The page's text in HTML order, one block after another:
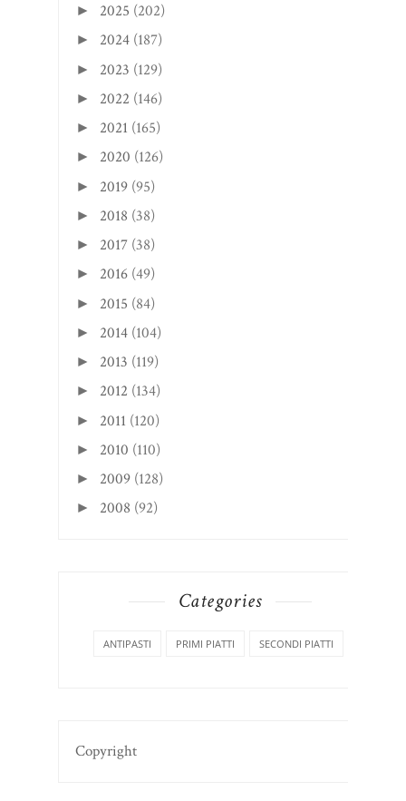
► 2025 (202)
► 2024 (187)
► 2023 (129)
► 2022 (146)
► 2021 (165)
► 2020 (126)
► 2019 (95)
► 2018 (38)
► 2017 (38)
► 2016 (49)
► 2015 (84)
► 2014 (104)
► 2013 (119)
► 2012 (134)
► 2011 (120)
► 2010 (110)
► 2009 (128)
► 2008 (92)
Categories
ANTIPASTI PRIMI PIATTI SECONDI PIATTI
Copyright